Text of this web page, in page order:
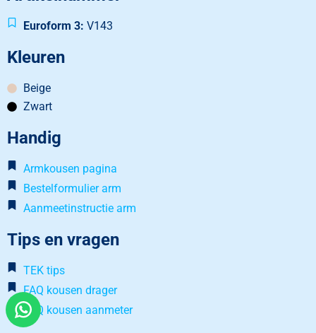
Hoe kan Varodem je helpen?
Euroform 3: V143
Kleuren
Beige
Zwart
Handig
Armkousen pagina
Bestelformulier arm
Aanmeetinstructie arm
Tips en vragen
TEK tips
FAQ kousen drager
FAQ kousen aanmeter